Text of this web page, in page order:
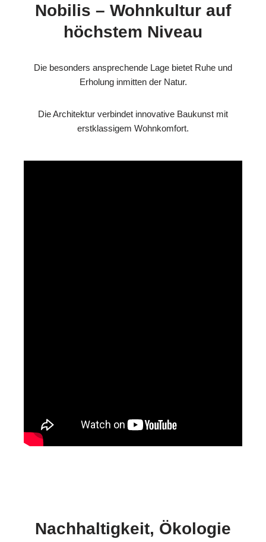
Nobilis – Wohnkultur auf
höchstem Niveau
Die besonders ansprechende Lage bietet Ruhe und
Erholung inmitten der Natur.
Die Architektur verbindet innovative Baukunst mit
erstklassigem Wohnkomfort.
Nachhaltigkeit, Ökologie